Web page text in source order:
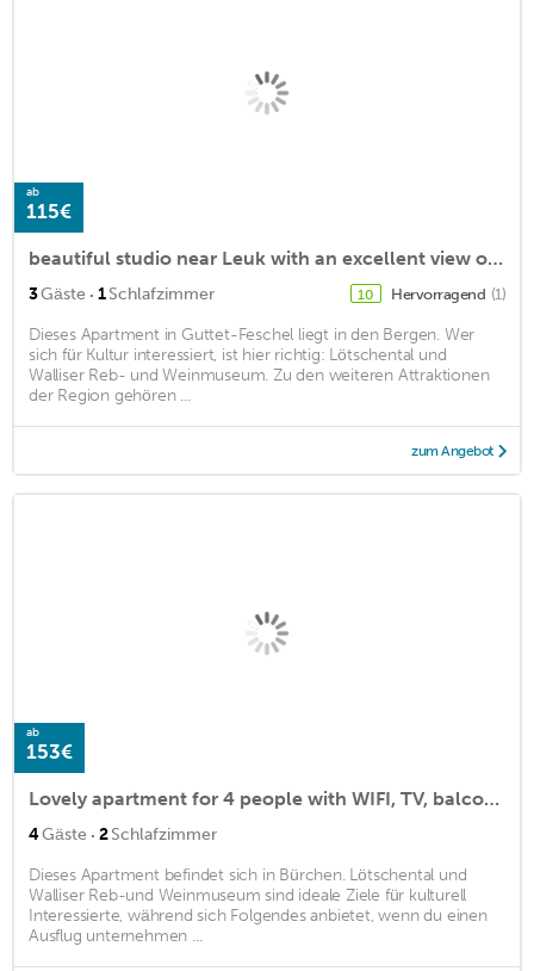
ab
115€
beautiful studio near Leuk with an excellent view of the valley
3Gäste · 1Schlafzimmer 10 Hervorragend (1)
Dieses Apartment in Guttet-Feschel liegt in den Bergen. Wer
sich für Kultur interessiert, ist hier richtig: Lötschental und
Walliser Reb- und Weinmuseum. Zu den weiteren Attraktionen
der Region gehören ...
zum Angebot
ab
153€
Lovely apartment for 4 people with WIFI, TV, balcony, pets allowed, panoramic view and parking
4Gäste · 2Schlafzimmer
Dieses Apartment befindet sich in Bürchen. Lötschental und
Walliser Reb-und Weinmuseum sind ideale Ziele für kulturell
Interessierte, während sich Folgendes anbietet, wenn du einen
Ausflug unternehmen ...